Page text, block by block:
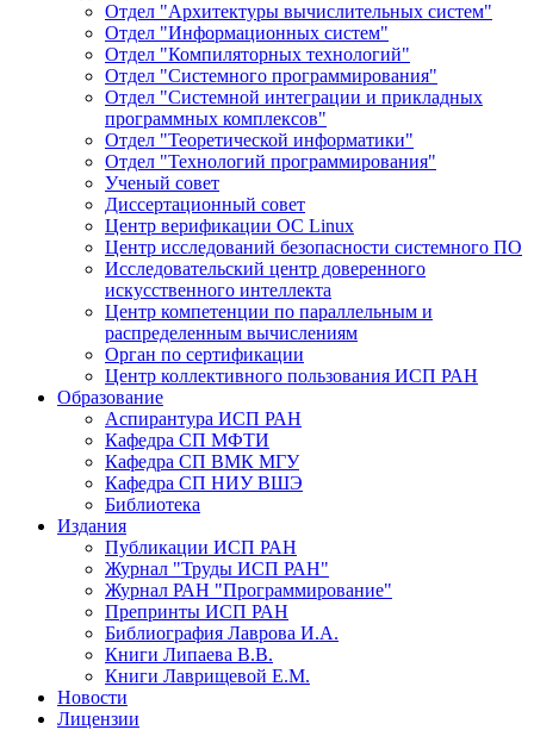
Отдел "Архитектуры вычислительных систем"
Отдел "Информационных систем"
Отдел "Компиляторных технологий"
Отдел "Системного программирования"
Отдел "Системной интеграции и прикладных
программных комплексов"
Отдел "Теоретической информатики"
Отдел "Технологий программирования"
Ученый совет
Диссертационный совет
Центр верификации ОС Linux
Центр исследований безопасности системного ПО
Исследовательский центр доверенного
искусственного интеллекта
Центр компетенции по параллельным и
распределенным вычислениям
Орган по сертификации
Центр коллективного пользования ИСП РАН
Образование
Аспирантура ИСП РАН
Кафедра СП МФТИ
Кафедра СП ВМК МГУ
Кафедра СП НИУ ВШЭ
Библиотека
Издания
Публикации ИСП РАН
Журнал "Труды ИСП РАН"
Журнал РАН "Программирование"
Препринты ИСП РАН
Библиография Лаврова И.А.
Книги Липаева В.В.
Книги Лаврищевой Е.М.
Новости
Лицензии